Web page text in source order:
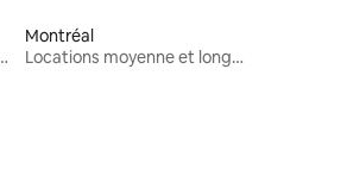
longue durée
Montréal
Locations moyenne et longue durée